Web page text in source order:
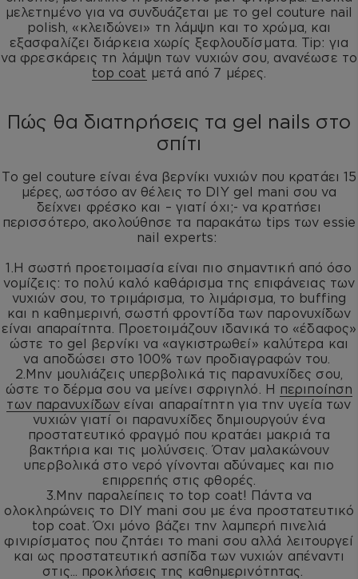
μελετημένο για να συνδυάζεται με το gel couture nail
polish, «κλειδώνει» τη λάμψη και το χρώμα, και
εξασφαλίζει διάρκεια χωρίς ξεφλουδίσματα. Tip: για
να φρεσκάρεις τη λάμψη των νυχιών σου, ανανέωσε το
top coat μετά από 7 μέρες.
Πώς θα διατηρήσεις τα gel nails στο
σπίτι
Το gel couture είναι ένα βερνίκι νυχιών που κρατάει 15
μέρες, ωστόσο αν θέλεις το DIY gel mani σου να
δείχνει φρέσκο και – γιατί όχι;- να κρατήσει
περισσότερο, ακολούθησε τα παρακάτω tips των essie
nail experts:
1. Η σωστή προετοιμασία είναι πιο σημαντική από όσο
νομίζεις: το πολύ καλό καθάρισμα της επιφάνειας των
νυχιών σου, το τριμάρισμα, το λιμάρισμα, το buffing
και η καθημερινή, σωστή φροντίδα των παρονυχίδων
είναι απαραίτητα. Προετοιμάζουν ιδανικά το «έδαφος»
ώστε το gel βερνίκι να «αγκιστρωθεί» καλύτερα και
να αποδώσει στο 100% των προδιαγραφών του.
2. Μην μουλιάζεις υπερβολικά τις παρανυχίδες σου,
ώστε το δέρμα σου να μείνει σφριγηλό. Η περιποίηση
των παρανυχίδωνείναι απαραίτητη για την υγεία των
νυχιών γιατί οι παρανυχίδες δημιουργούν ένα
προστατευτικό φραγμό που κρατάει μακριά τα
βακτήρια και τις μολύνσεις. Όταν μαλακώνουν
υπερβολικά στο νερό γίνονται αδύναμες και πιο
επιρρεπής στις φθορές.
3. Μην παραλείπεις το top coat! Πάντα να
ολοκληρώνεις το DIY mani σου με ένα προστατευτικό
top coat. Όχι μόνο βάζει την λαμπερή πινελιά
φινιρίσματος που ζητάει το mani σου αλλά λειτουργεί
και ως προστατευτική ασπίδα των νυχιών απέναντι
στις... προκλήσεις της καθημερινότητας.